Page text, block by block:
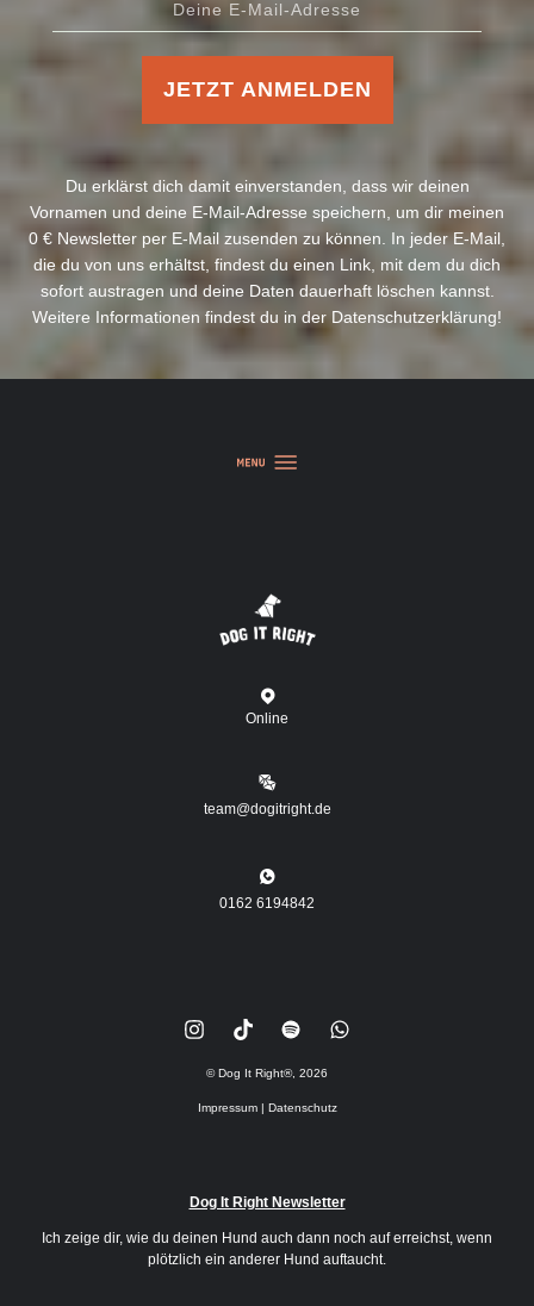
JETZT ANMELDEN
Du erklärst dich damit einverstanden, dass wir deinen
Vornamen und deine E-Mail-Adresse speichern, um dir meinen
0 € Newsletter per E-Mail zusenden zu können. In jeder E-Mail,
die du von uns erhältst, findest du einen Link, mit dem du dich
sofort austragen und deine Daten dauerhaft löschen kannst.
Weitere Informationen findest du in der Datenschutzerklärung!
Online
team@dogitright.de
0162 6194842
© Dog It Right®, 2026
Impressum | Datenschutz
Dog It Right Newsletter
Ich zeige dir, wie du deinen Hund auch dann noch auf erreichst, wenn
plötzlich ein anderer Hund auftaucht.